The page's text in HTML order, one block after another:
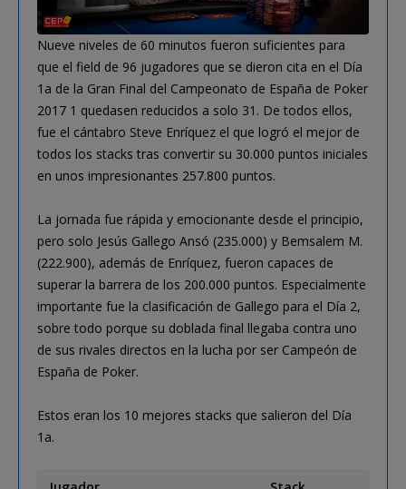
Nueve niveles de 60 minutos fueron suficientes para
que el field de 96 jugadores que se dieron cita en el Día
1a de la Gran Final del Campeonato de España de Poker
2017 1 quedasen reducidos a solo 31. De todos ellos,
fue el cántabro Steve Enríquez el que logró el mejor de
todos los stacks tras convertir su 30.000 puntos iniciales
en unos impresionantes 257.800 puntos.
La jornada fue rápida y emocionante desde el principio,
pero solo Jesús Gallego Ansó (235.000) y Bemsalem M.
(222.900), además de Enríquez, fueron capaces de
superar la barrera de los 200.000 puntos. Especialmente
importante fue la clasificación de Gallego para el Día 2,
sobre todo porque su doblada final llegaba contra uno
de sus rivales directos en la lucha por ser Campeón de
España de Poker.
Estos eran los 10 mejores stacks que salieron del Día
1a.